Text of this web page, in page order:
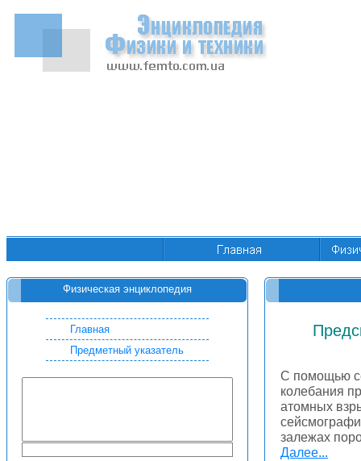
Физическая энциклопедия
Главная
Предметный указатель
С помощью
колебания
атомных
залежах
Далее...